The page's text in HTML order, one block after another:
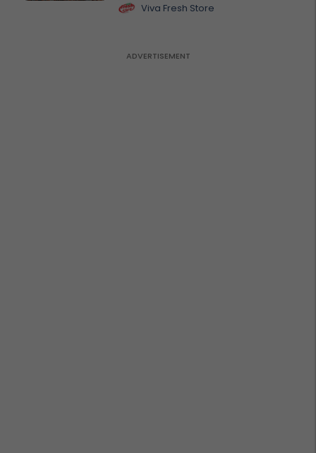
Viva Fresh Store